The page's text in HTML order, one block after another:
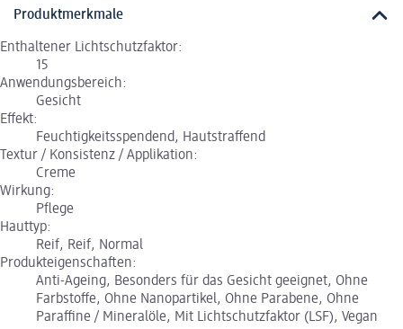
Produktmerkmale
Enthaltener Lichtschutzfaktor:
15
Anwendungsbereich:
Gesicht
Effekt:
Feuchtigkeitsspendend, Hautstraffend
Textur / Konsistenz / Applikation:
Creme
Wirkung:
Pflege
Hauttyp:
Reif, Reif, Normal
Produkteigenschaften:
Anti-Ageing, Besonders für das Gesicht geeignet, Ohne
Farbstoffe, Ohne Nanopartikel, Ohne Parabene, Ohne
Paraffine / Mineralöle, Mit Lichtschutzfaktor (LSF), Vegan